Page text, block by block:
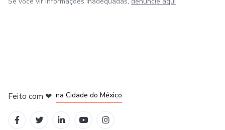
Feito com ❤ na Cidade do México